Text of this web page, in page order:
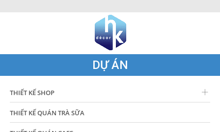
DỰ ÁN
THIẾT KẾ SHOP
THIẾT KẾ QUÁN TRÀ SỮA